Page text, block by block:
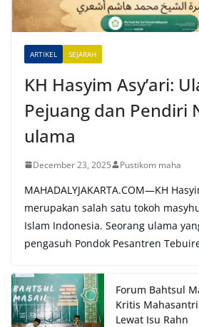
v
ARTIKEL SEJARAH
KH Hasyim Asy’ari:
Pejuang dan Pendiri
ulama
December 23, 2025 Pustikom maha
MAHADALYJAKARTA.COM—KH
merupakan salah satu tokoh
Islam Indonesia. Seorang ulama
pengasuh Pondok Pesantren
Forum Bahtsul
Kritis Mahasantri
Lewat Isu Rahn